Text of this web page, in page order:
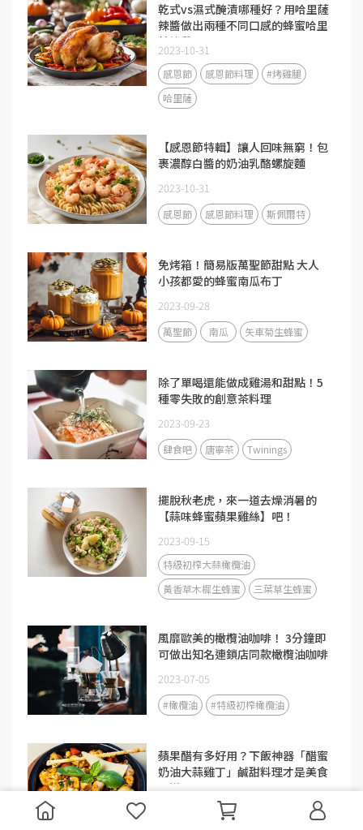
乾式vs濕式醃漬哪種好？用哈里薩
辣醬做出兩種不同口感的蜂蜜哈里
薩烤雞！
2023-10-31
感恩節 感恩節料理
#烤雞腿
哈里薩
【感恩節特輯】讓人回味無窮！包
裹濃醇白醬的奶油乳酪螺旋麵
2023-10-31
感恩節 感恩節料理 斯佩爾特
免烤箱！簡易版萬聖節甜點 大人
小孩都愛的蜂蜜南瓜布丁
2023-09-28
萬聖節 南瓜 矢車菊生蜂蜜
除了單喝還能做成雞湯和甜點！5
種零失敗的創意茶料理
2023-09-23
肆食吧 唐寧茶 Twinings
擺脫秋老虎，來一道去燥消暑的
【蒜味蜂蜜蘋果雞絲】吧！
2023-09-15
特級初榨大蒜橄欖油
黃香草木樨生蜂蜜
三葉草生蜂蜜
風靡歐美的橄欖油咖啡！ 3分鐘即
可做出知名連鎖店同款橄欖油咖啡
2023-07-05
#橄欖油 #特級初榨橄欖油
蘋果醋有多好用？下飯神器「醋蜜
奶油大蒜雞丁」鹹甜料理才是美食
王道！